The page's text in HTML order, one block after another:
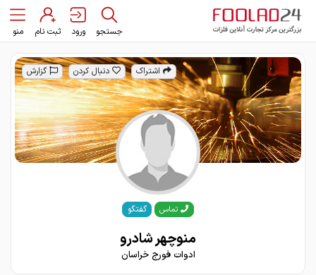
جستجو ورود ثبت نام منو
اشتراک دنبال کردن گزارش
تماس گفتگو
منوچهر شادرو
ادوات فورج خراسان